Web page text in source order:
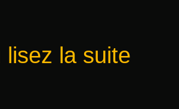
la suite